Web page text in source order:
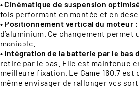
• Cinématique de suspension
fois performant en montée et en
• Positionnement vertical du moteur :
d’aluminium. Ce changement
maniable.
• Intégration de la batterie par le bas
retire par le bas. Elle est maintenue
meilleure fixation. Le Game 160.7
même envisager de rallonger vos